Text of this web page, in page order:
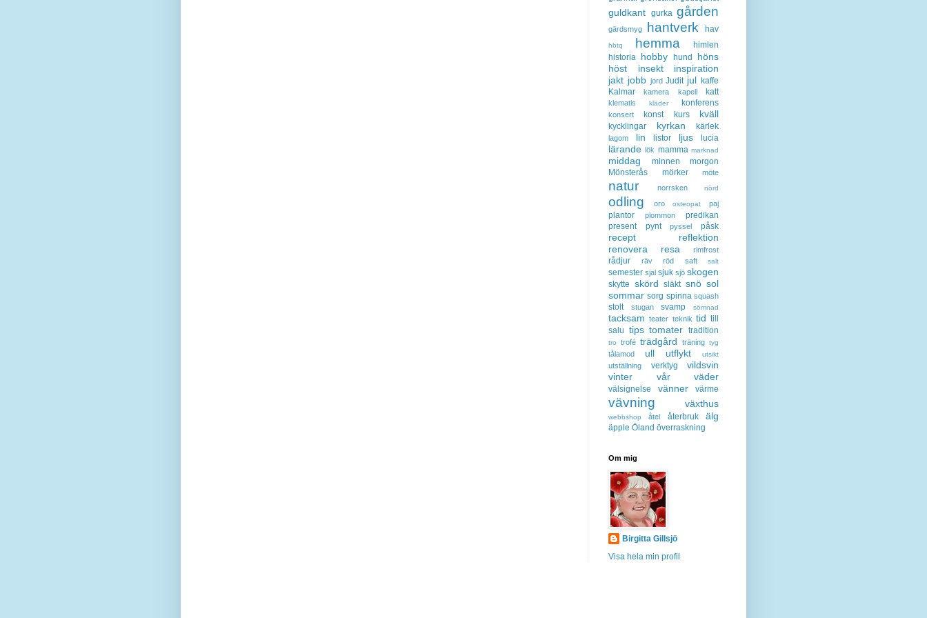
guldkant gurka gården
gärdsmyg hantverk hav
hbtq hemma
himlen
historia hobby hund
höns
höst
insekt
inspiration
jakt jobb jord Judit jul kaffe
Kalmar
kamera kapell katt
klematis kläder konferens
konsert konst kurs kväll
kycklingar kyrkan kärlek
lagom lin listor ljus lucia
lärande lök mamma marknad
middag minnen
morgon
Mönsterås
mörker möte
natur norrsken nörd
odling oro osteopat paj
plantor plommon
predikan
present
pynt pyssel påsk
recept
reflektion
renovera
resa rimfrost
rådjur räv röd saft salt
semester sjal sjuk sjö skogen
skytte skörd släkt snö sol
sommar sorg spinna squash
stolt stugan svamp sömnad
tacksam teater teknik tid till
salu tips tomater tradition
tro trofé trädgård träning tyg
tålamod ull utflykt utsikt
utställning verktyg
vildsvin
vinter
vår väder
välsignelse vänner värme
vävning växthus
webbshop åtel återbruk älg
äpple Öland överraskning
Om mig
Birgitta Gillsjö
Visa hela min profil